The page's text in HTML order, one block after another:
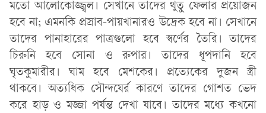
মতো আলোকোজ্জ্বল। সেখানে তাদের থুতু ফেলার প্রয়োজন
হবে না; এমনকি প্রস্রাব-পায়খানারও উদ্রেক হবে না। সেখানে
তাদের পানাহারের পাত্রগুলো হবে স্বর্ণের তৈরি। তাদের
চিরুনি হবে সোনা ও রুপার। তাদের ধূপদানি হবে
ঘৃতকুমারীর। ঘাম হবে মেশকের। প্রত্যেকের দুজন স্ত্রী
থাকবে। অত্যধিক সৌন্দযের্র কারণে তাদের গোশত ভেদ
করে হাড় ও মজ্জা পর্যন্ত দেখা যাবে। তাদের মধ্যে কখনো